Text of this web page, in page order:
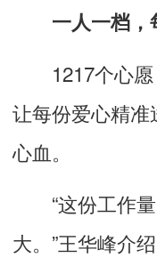
一人一档
1217个心愿
让每份爱心精
心血。
“这份工作量
大。”王华峰介